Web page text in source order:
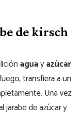
de kirsch
aguayazúcar
transfiera a un
Una vez
jarabe de azúcar y